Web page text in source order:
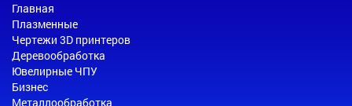
Главная
Плазменные
Чертежи 3D принтеров
Деревообработка
Ювелирные ЧПУ
Бизнес
Металлообработка